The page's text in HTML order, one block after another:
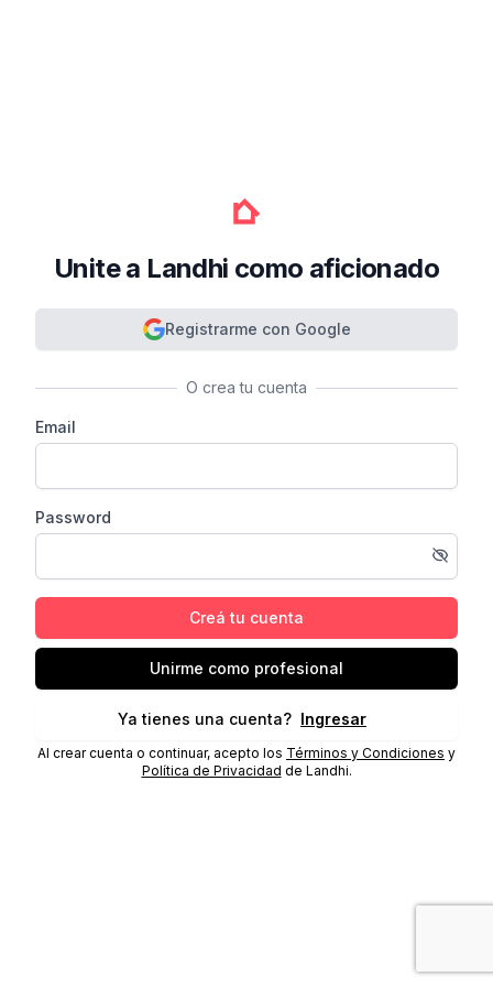
Unite a Landhi como aficionado
Registrarme con Google
O crea tu cuenta
Email
Password
Creá tu cuenta
Unirme como profesional
Ya tienes una cuenta? Ingresar
Al crear cuenta o continuar, acepto los Términos y Condiciones y
Política de Privacidad de Landhi.